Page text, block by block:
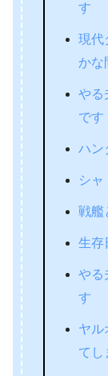
す
現代
かな
やる
です
ハン
シャ
戦艦
生存
やる
す
ヤル
てし